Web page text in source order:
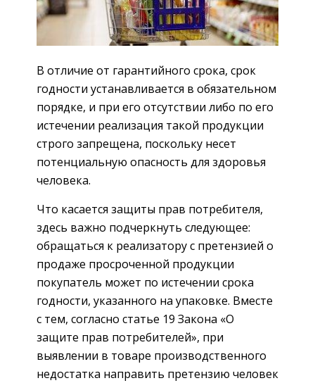
В отличие от гарантийного срока, срок
годности устанавливается в обязательном
порядке, и при его отсутствии либо по его
истечении реализация такой продукции
строго запрещена, поскольку несет
потенциальную опасность для здоровья
человека.
Что касается защиты прав потребителя,
здесь важно подчеркнуть следующее:
обращаться к реализатору с претензией о
продаже просроченной продукции
покупатель может по истечении срока
годности, указанного на упаковке. Вместе
с тем, согласно статье 19 Закона «О
защите прав потребителей», при
выявлении в товаре производственного
недостатка направить претензию человек